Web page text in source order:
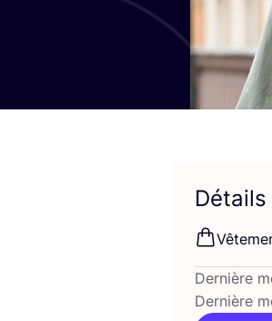
Détails
Dernière
Dernière